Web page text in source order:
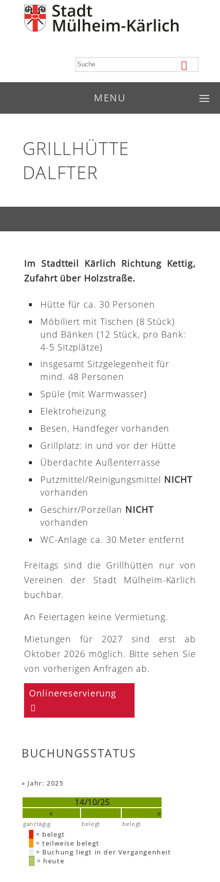
MENU
GRILLHÜTTE
DALFTER
Im Stadtteil Kärlich Richtung Kettig,
Zufahrt über Holzstraße.
Hütte für ca. 30 Personen
Möbiliert mit Tischen (8 Stück)
und Bänken (12 Stück, pro Bank:
4-5 Sitzplätze)
insgesamt Sitzgelegenheit für
mind. 48 Personen
Spüle (mit Warmwasser)
Elektroheizung
Besen, Handfeger vorhanden
Grillplatz: in und vor der Hütte
Überdachte Außenterrasse
Putzmittel/Reinigungsmittel NICHT
vorhanden
Geschirr/Porzellan NICHT
vorhanden
WC-Anlage ca. 30 Meter entfernt
Freitags sind die Grillhütten nur von
Vereinen der Stadt Mülheim-Kärlich
buchbar.
An Feiertagen keine Vermietung.
Mietungen für 2027 sind erst ab
Oktober 2026 möglich. Bitte sehen Sie
von vorherigen Anfragen ab.
Onlinereservierung
BUCHUNGSSTATUS
» Jahr: 2025
14/10/25
«
»
ganztägig belegt belegt
= belegt
= teilweise belegt
= Buchung liegt in der Vergangenheit
= heute